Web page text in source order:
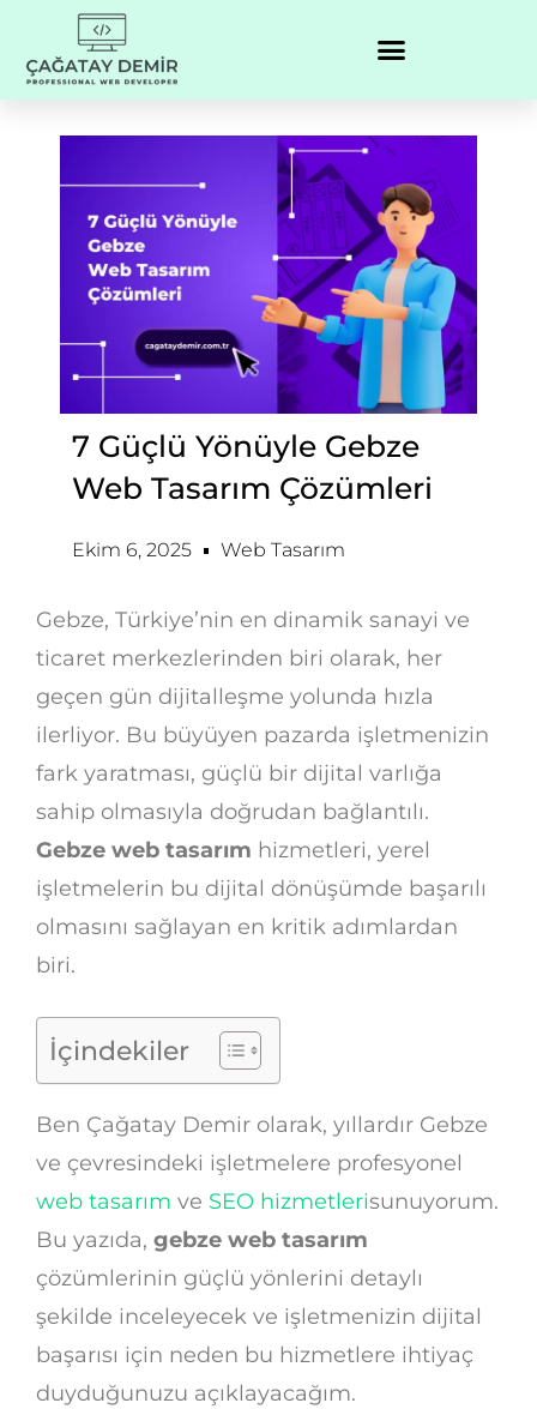
7 Güçlü Yönüyle Gebze
Web Tasarım Çözümleri
Ekim 6, 2025 Web Tasarım
Gebze, Türkiye’nin en dinamik sanayi ve
ticaret merkezlerinden biri olarak, her
geçen gün dijitalleşme yolunda hızla
ilerliyor. Bu büyüyen pazarda işletmenizin
fark yaratması, güçlü bir dijital varlığa
sahip olmasıyla doğrudan bağlantılı.
Gebze web tasarım hizmetleri, yerel
işletmelerin bu dijital dönüşümde başarılı
olmasını sağlayan en kritik adımlardan
biri.
İçindekiler
Ben Çağatay Demir olarak, yıllardır Gebze
ve çevresindeki işletmelere profesyonel
web tasarım ve SEO hizmetlerisunuyorum.
Bu yazıda, gebze web tasarım
çözümlerinin güçlü yönlerini detaylı
şekilde inceleyecek ve işletmenizin dijital
başarısı için neden bu hizmetlere ihtiyaç
duyduğunuzu açıklayacağım.